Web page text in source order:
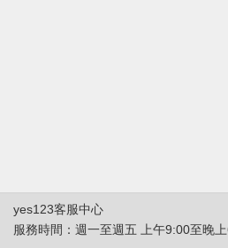
yes123客服中心
服務時間：週一至週五 上午9:00至晚